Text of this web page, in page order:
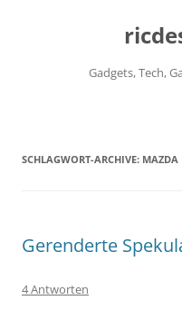
Gadgets, Tech,
SCHLAGWORT-ARCHIVE: MAZDA
Gerenderte
4 Antworten